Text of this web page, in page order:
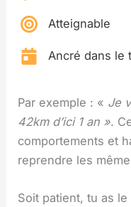
Atteignable
Ancré dans le
Par exemple : « Je
42km d’ici 1 an ».
comportements et
reprendre les
Soit patient, tu as le